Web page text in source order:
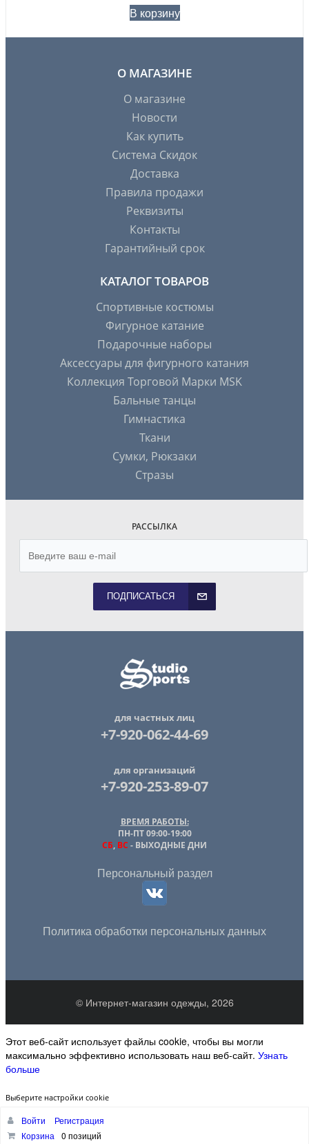
В корзину
О МАГАЗИНЕ
О магазине
Новости
Как купить
Система Скидок
Доставка
Правила продажи
Реквизиты
Контакты
Гарантийный срок
КАТАЛОГ ТОВАРОВ
Спортивные костюмы
Фигурное катание
Подарочные наборы
Аксессуары для фигурного катания
Коллекция Торговой Марки MSK
Бальные танцы
Гимнастика
Ткани
Сумки, Рюкзаки
Стразы
РАССЫЛКА
ПОДПИСАТЬСЯ
для частных лиц
+7-920-062-44-69
для организаций
+7-920-253-89-07
ВРЕМЯ РАБОТЫ:
ПН-ПТ 09:00-19:00
СБ, ВС - ВЫХОДНЫЕ ДНИ
Персональный раздел
Политика обработки персональных данных
© Интернет-магазин одежды, 2026
Войти
Регистрация
Корзина
0 позиций
Этот веб-сайт использует файлы cookie, чтобы вы могли
максимально эффективно использовать наш веб-сайт. Узнать
больше
Выберите настройки cookie
Минимальные